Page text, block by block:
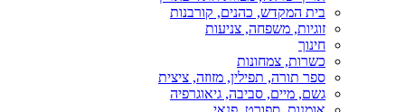
בית המקדש, כהנים, קורבנות
זוגיות, משפחה, צניעות
חינוך
כשרות, צמחונות
ספר תורה, תפילין, מזוזה, ציצית
גשם, מיים, סביבה, גיאוגרפיה